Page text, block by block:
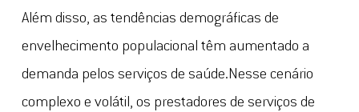
Além disso, as tendências demográficas de
envelhecimento populacional têm aumentado a
demanda pelos serviços de saúde.Nesse cenário
complexo e volátil, os prestadores de serviços de